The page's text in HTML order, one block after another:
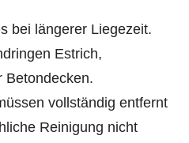
bei längerer Liegezeit.
Estrich,
Betondecken.
vollständig entfernt
Reinigung nicht